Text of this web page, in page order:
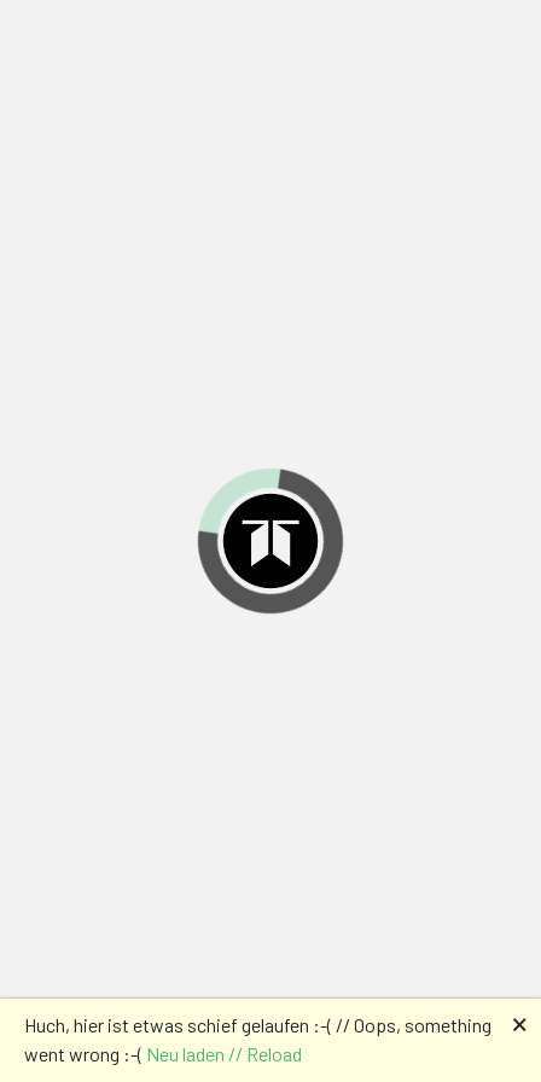
Huch, hier ist etwas schief gelaufen :-( // Oops, something
went wrong :-( Neu laden // Reload
🗙